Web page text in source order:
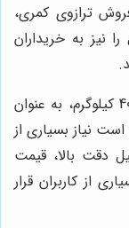
ترازوی کمری،
نیز به خریداران
با ارائه ترازوی کمری سبز ظرفیت 40 کیلوگرم، به عنوان
نیاز بسیاری از
دقت بالا، قیمت
از کاربران قرار